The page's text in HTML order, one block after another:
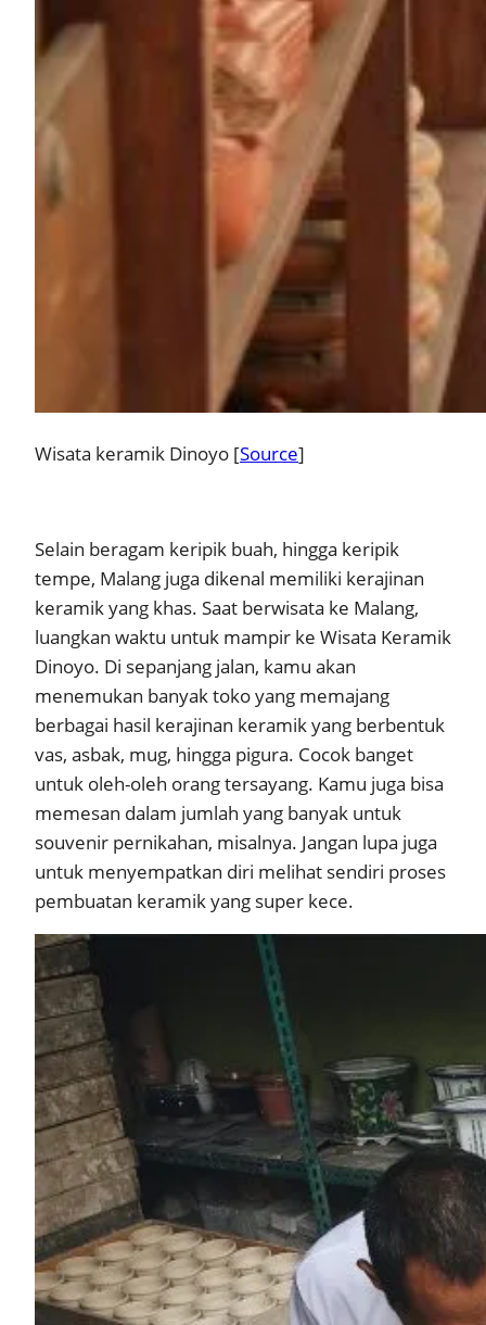
Wisata keramik Dinoyo [Source]
Selain beragam keripik buah, hingga keripik
tempe, Malang juga dikenal memiliki kerajinan
keramik yang khas. Saat berwisata ke Malang,
luangkan waktu untuk mampir ke Wisata Keramik
Dinoyo. Di sepanjang jalan, kamu akan
menemukan banyak toko yang memajang
berbagai hasil kerajinan keramik yang berbentuk
vas, asbak, mug, hingga pigura. Cocok banget
untuk oleh-oleh orang tersayang. Kamu juga bisa
memesan dalam jumlah yang banyak untuk
souvenir pernikahan, misalnya. Jangan lupa juga
untuk menyempatkan diri melihat sendiri proses
pembuatan keramik yang super kece.